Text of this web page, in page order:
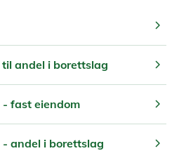
chevron_right
andel i borettslag chevron_right
fast eiendom chevron_right
andel i borettslag chevron_right